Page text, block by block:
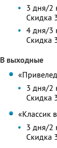
3 дня/2
Скидка
4 дня/3
Скидка
В выходные
3 дня/2
Скидка
«Классик
3 дня/2
Скидка